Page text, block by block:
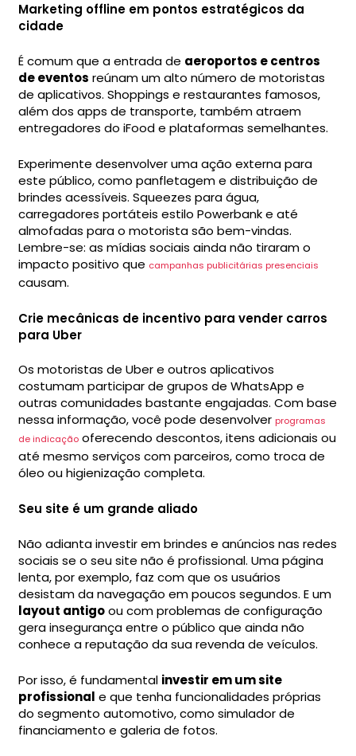
Marketing offline em pontos estratégicos da
cidade
É comum que a entrada de aeroportos e centros
de eventos reúnam um alto número de motoristas
de aplicativos. Shoppings e restaurantes famosos,
além dos apps de transporte, também atraem
entregadores do iFood e plataformas semelhantes.
Experimente desenvolver uma ação externa para
este público, como panfletagem e distribuição de
brindes acessíveis. Squeezes para água,
carregadores portáteis estilo Powerbank e até
almofadas para o motorista são bem-vindas.
Lembre-se: as mídias sociais ainda não tiraram o
impacto positivo que campanhas publicitárias presenciais
causam.
Crie mecânicas de incentivo para vender carros
para Uber
Os motoristas de Uber e outros aplicativos
costumam participar de grupos de WhatsApp e
outras comunidades bastante engajadas. Com base
nessa informação, você pode desenvolver programas
de indicação oferecendo descontos, itens adicionais ou
até mesmo serviços com parceiros, como troca de
óleo ou higienização completa.
Seu site é um grande aliado
Não adianta investir em brindes e anúncios nas redes
sociais se o seu site não é profissional. Uma página
lenta, por exemplo, faz com que os usuários
desistam da navegação em poucos segundos. E um
layout antigoou com problemas de configuração
gera insegurança entre o público que ainda não
conhece a reputação da sua revenda de veículos.
Por isso, é fundamental investir em um site
profissional e que tenha funcionalidades próprias
do segmento automotivo, como simulador de
financiamento e galeria de fotos.